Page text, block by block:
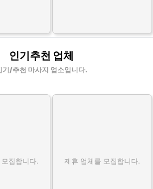
인기추천 업체
기/추천 마사지 업소입니다.
집합니다. 제휴 업체를 모집합니다.